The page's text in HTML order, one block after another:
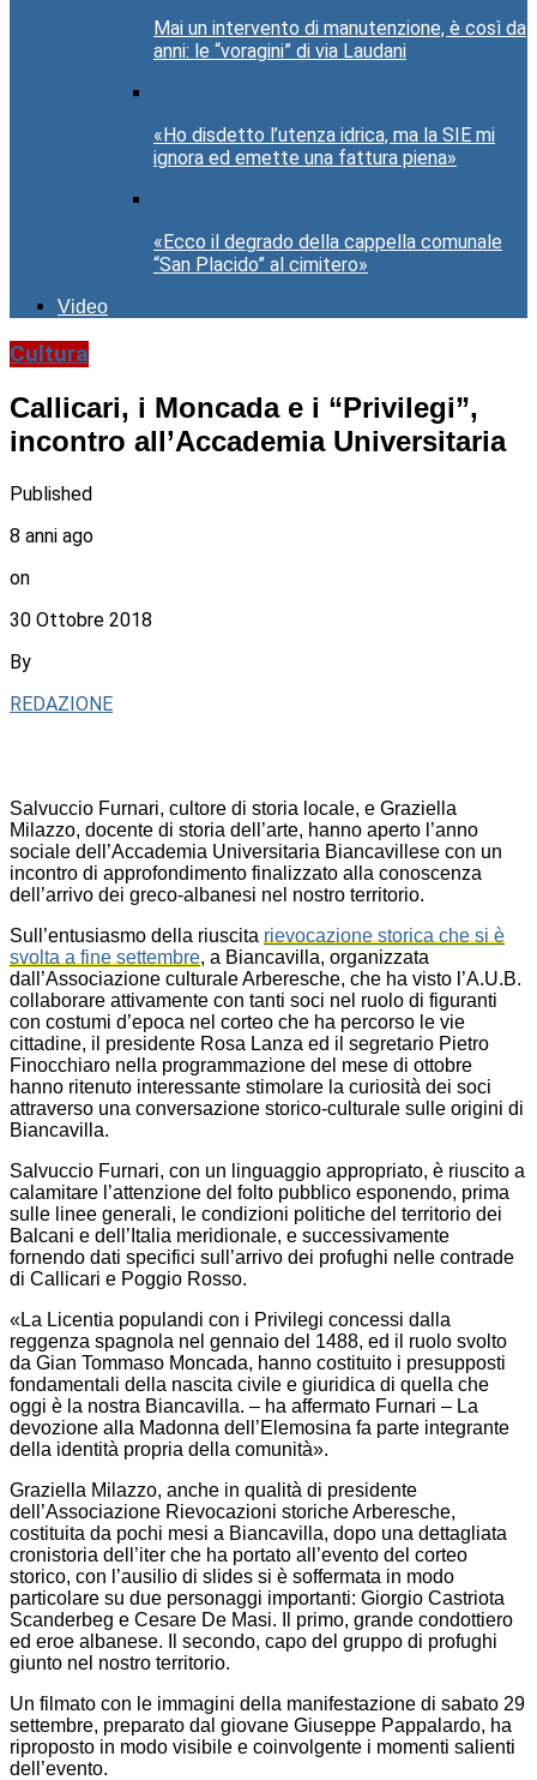
Mai un intervento di manutenzione, è così da
anni: le “voragini” di via Laudani
«Ho disdetto l’utenza idrica, ma la SIE mi
ignora ed emette una fattura piena»
«Ecco il degrado della cappella comunale
“San Placido” al cimitero»
Video
Cultura
Callicari, i Moncada e i “Privilegi”,
incontro all’Accademia Universitaria
Published
8 anni ago
on
30 Ottobre 2018
By
REDAZIONE
Salvuccio Furnari, cultore di storia locale, e Graziella
Milazzo, docente di storia dell’arte, hanno aperto l’anno
sociale dell’Accademia Universitaria Biancavillese con un
incontro di approfondimento finalizzato alla conoscenza
dell’arrivo dei greco-albanesi nel nostro territorio.
Sull’entusiasmo della riuscita rievocazione storica che si è
svolta a fine settembre, a Biancavilla, organizzata
dall’Associazione culturale Arberesche, che ha visto l’A.U.B.
collaborare attivamente con tanti soci nel ruolo di figuranti
con costumi d’epoca nel corteo che ha percorso le vie
cittadine, il presidente Rosa Lanza ed il segretario Pietro
Finocchiaro nella programmazione del mese di ottobre
hanno ritenuto interessante stimolare la curiosità dei soci
attraverso una conversazione storico-culturale sulle origini di
Biancavilla.
Salvuccio Furnari, con un linguaggio appropriato, è riuscito a
calamitare l’attenzione del folto pubblico esponendo, prima
sulle linee generali, le condizioni politiche del territorio dei
Balcani e dell’Italia meridionale, e successivamente
fornendo dati specifici sull’arrivo dei profughi nelle contrade
di Callicari e Poggio Rosso.
«La Licentia populandi con i Privilegi concessi dalla
reggenza spagnola nel gennaio del 1488, ed il ruolo svolto
da Gian Tommaso Moncada, hanno costituito i presupposti
fondamentali della nascita civile e giuridica di quella che
oggi è la nostra Biancavilla. – ha affermato Furnari – La
devozione alla Madonna dell’Elemosina fa parte integrante
della identità propria della comunità».
Graziella Milazzo, anche in qualità di presidente
dell’Associazione Rievocazioni storiche Arberesche,
costituita da pochi mesi a Biancavilla, dopo una dettagliata
cronistoria dell’iter che ha portato all’evento del corteo
storico, con l’ausilio di slides si è soffermata in modo
particolare su due personaggi importanti: Giorgio Castriota
Scanderbeg e Cesare De Masi. Il primo, grande condottiero
ed eroe albanese. Il secondo, capo del gruppo di profughi
giunto nel nostro territorio.
Un filmato con le immagini della manifestazione di sabato 29
settembre, preparato dal giovane Giuseppe Pappalardo, ha
riproposto in modo visibile e coinvolgente i momenti salienti
dell’evento.